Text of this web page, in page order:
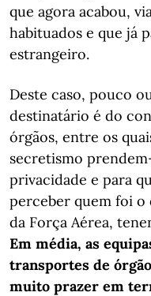
que agora acabou,
habituados e que já
estrangeiro.
Deste caso, pouco
destinatário é do
órgãos, entre os
secretismo
privacidade e para
perceber quem foi
da Força Aérea,
Em média, as
transportes de
muito prazer em